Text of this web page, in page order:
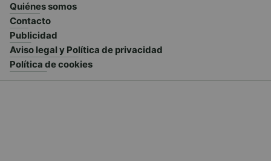
Quiénes somos
Contacto
Publicidad
Aviso legal y Política de privacidad
Política de cookies